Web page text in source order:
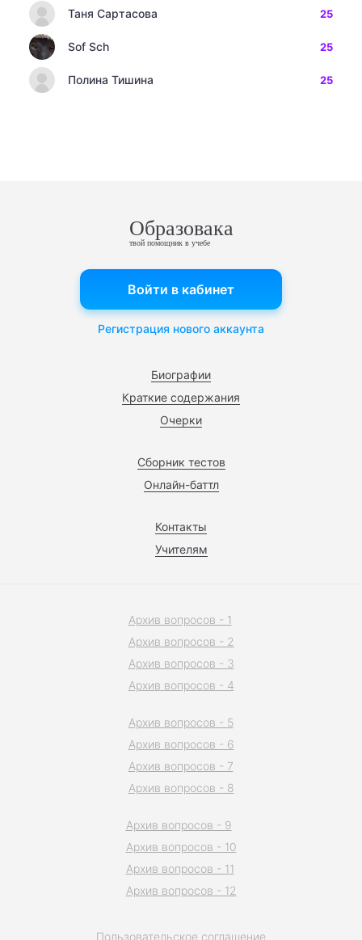
Таня Сартасова 25
Sof Sch 25
Полина Тишина 25
Образовака
твой помощник в учебе
Биографии
Краткие содержания
Очерки
Сборник тестов
Онлайн-баттл
Контакты
Учителям
Войти в кабинет
Регистрация нового аккаунта
Пользовательское соглашение
Архив вопросов - 1
Архив вопросов - 2
Архив вопросов - 3
Архив вопросов - 4
Архив вопросов - 5
Архив вопросов - 6
Архив вопросов - 7
Архив вопросов - 8
Архив вопросов - 9
Архив вопросов - 10
Архив вопросов - 11
Архив вопросов - 12